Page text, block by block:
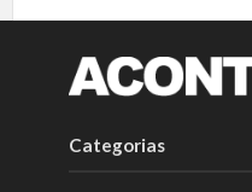
Categorias